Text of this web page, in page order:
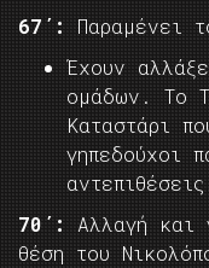
67΄:
Παραμένει
Έχουν
ομάδων. Το
Καταστάρι
γηπεδούχοι
70΄:
Αλλαγή και
θέση του